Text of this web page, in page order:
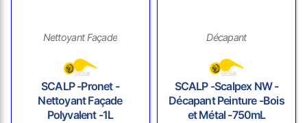
Nettoyant Façade
SCALP -Pronet -
Nettoyant Façade
Polyvalent -1L
Décapant
SCALP -Scalpex NW -
Décapant Peinture -Bois
et Métal -750mL